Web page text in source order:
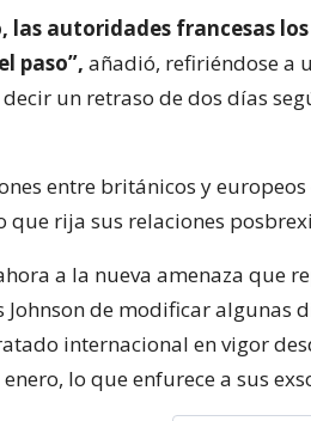
las autoridades francesas
paso”, añadió, refiriéndose a
decir un retraso de dos días
entre británicos y
que rija sus relaciones
a la nueva amenaza que
de modificar algunas
internacional en vigor
lo que enfurece a sus